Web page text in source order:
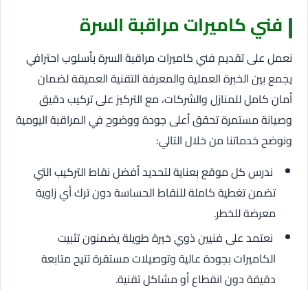
فني كاميرات مراقبة السرة
نعمل على تقديم فني كاميرات مراقبة السرة بأسلوب احترافي
يجمع بين الخبرة العملية والمعرفة التقنية العميقة لضمان
أمان كامل للمنازل والشركات، مع التركيز على تركيب دقيق
وصيانة مستمرة تحقق أعلى جودة ووضوح في المراقبة اليومية
ونوضح خدماتنا من خلال التالي:
ندرس كل موقع بعناية لتحديد أفضل نقاط التركيب التي
تضمن تغطية كاملة للنقاط الحساسة دون ترك أي زاوية
معرضة للخطر.
نعتمد على فنيين ذوي خبرة طويلة يضمنون تثبيت
الكاميرات بجودة عالية وتوصيلات مستقرة تتيح متابعة
دقيقة دون انقطاع أو مشاكل تقنية.